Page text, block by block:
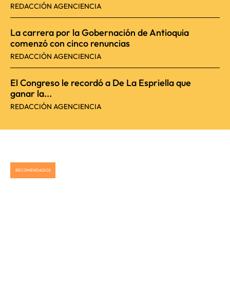
REDACCIÓN AGENCIENCIA
La carrera por la Gobernación de Antioquia
comenzó con cinco renuncias
REDACCIÓN AGENCIENCIA
El Congreso le recordó a De La Espriella que
ganar la...
REDACCIÓN AGENCIENCIA
RECOMENDADOS